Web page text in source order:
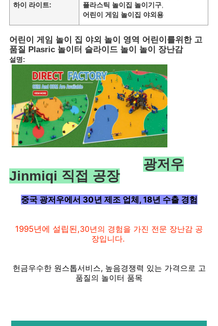
제품
하이 라이트:
플라스틱 놀이집 놀이기구
어린이 게임 놀이집 야외용
어린이 게임 놀이 집 야외 놀이 영역 어린이를위한 고
품질 Plasric 놀이터 슬라이드 놀이 놀이 장난감
설명:
광저우
Jinmiqi 직접 공장
중국 광저우에서 30년 제조 업체, 18년 수출 경험
1995년에 설립된,30년의 경험을 가진 전문 장난감 공
장입니다.
헌금우수한 원스톱서비스, ​​높음경쟁력 있는 가격으로 고
품질의 놀이터 품목